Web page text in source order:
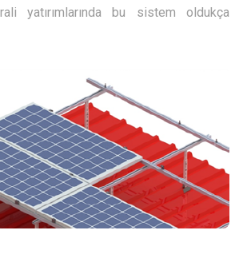
yatırımlarında bu sistem oldukça